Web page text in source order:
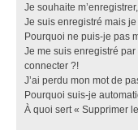
Je souhaite
Je suis enregistré mais
Pourquoi ne puis-je pas
Je me suis enregistré
connecter ?!
J’ai perdu mon mot de
Pourquoi suis-je
À quoi sert « Supprimer